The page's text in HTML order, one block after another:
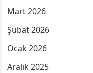
Mart 2026
Şubat 2026
Ocak 2026
Aralık 2025